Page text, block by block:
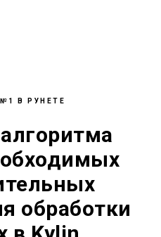
В РУНЕТЕ
обработки